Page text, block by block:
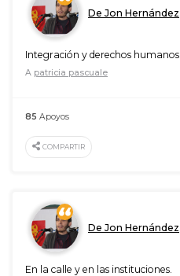
De Jon Hernández
Integración y derechos humanos
A patricia pascuale
85 Apoyos
COMPARTIR
De Jon Hernández
En la calle y en las instituciones.